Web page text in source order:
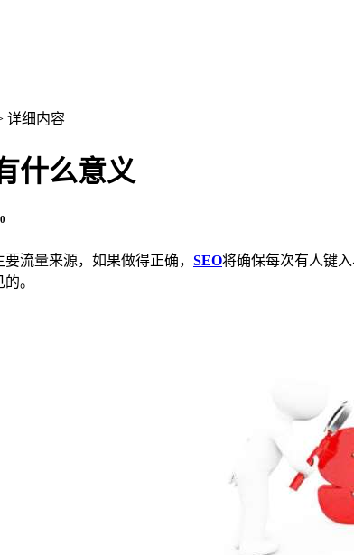
详细内容
什么意义
量来源，如果做得正确， SEO将确保每次有人键
。